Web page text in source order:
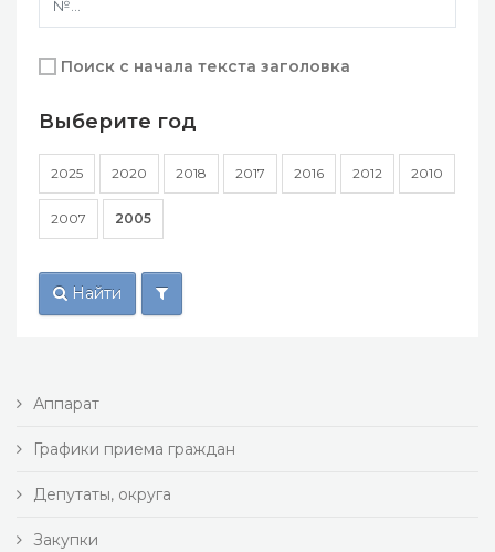
Поиск с начала текста заголовка
Выберите год
2025 2020 2018 2017 2016 2012 2010
2007 2005
Найти
Аппарат
Графики приема граждан
Депутаты, округа
Закупки